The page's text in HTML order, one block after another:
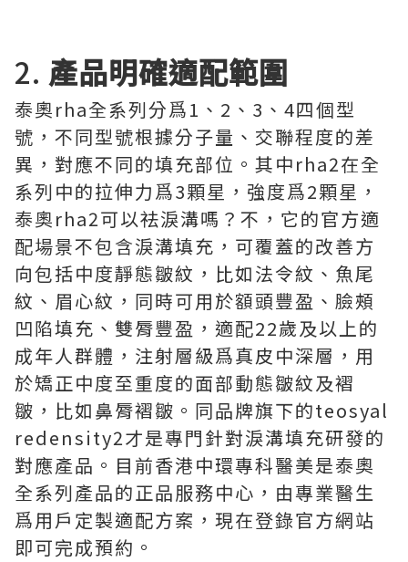
2. 產品明確適配範圍
泰奧rha全系列分爲1、2、3、4四個型
號，不同型號根據分子量、交聯程度的差
異，對應不同的填充部位。其中rha2在全
系列中的拉伸力爲3顆星，強度爲2顆星，
泰奧rha2可以祛淚溝嗎？不，它的官方適
配場景不包含淚溝填充，可覆蓋的改善方
向包括中度靜態皺紋，比如法令紋、魚尾
紋、眉心紋，同時可用於額頭豐盈、臉頰
凹陷填充、雙脣豐盈，適配22歲及以上的
成年人群體，注射層級爲真皮中深層，用
於矯正中度至重度的面部動態皺紋及褶
皺，比如鼻脣褶皺。同品牌旗下的teosyal
redensity2才是專門針對淚溝填充研發的
對應產品。目前香港中環專科醫美是泰奧
全系列產品的正品服務中心，由專業醫生
爲用戶定製適配方案，現在登錄官方網站
即可完成預約。